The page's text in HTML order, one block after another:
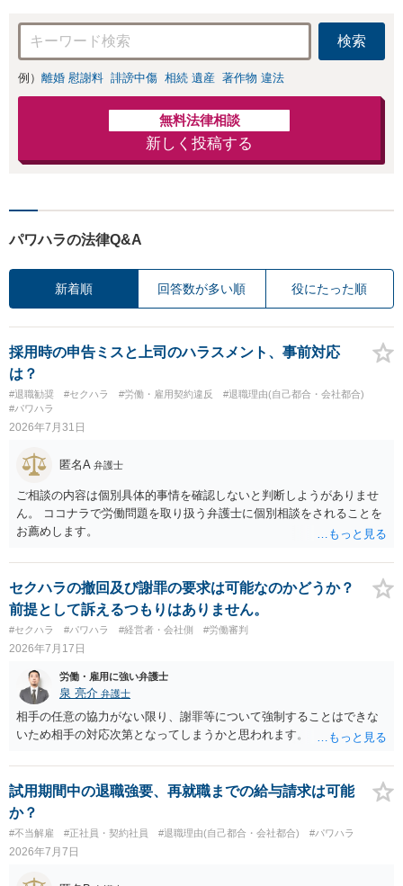
検索
例） 離婚 慰謝料 誹謗中傷 相続 遺産 著作物 違法
無料法律相談
新しく投稿する
パワハラの法律Q&A
新着順 回答数が多い順 役にたった順
採用時の申告ミスと上司のハラスメント、事前対応
は？
#退職勧奨 #セクハラ #労働・雇用契約違反
#退職理由(自己都合・会社都合)
#パワハラ
2026年7月31日
匿名A 弁護士
ご相談の内容は個別具体的事情を確認しないと判断しようがありませ
ん。 ココナラで労働問題を取り扱う弁護士に個別相談をされることを
お薦めします。
セクハラの撤回及び謝罪の要求は可能なのかどうか？
前提として訴えるつもりはありません。
#セクハラ #パワハラ #経営者・会社側 #労働審判
2026年7月17日
労働・雇用に強い弁護士
泉 亮介 弁護士
相手の任意の協力がない限り、謝罪等について強制することはできな
いため相手の対応次第となってしまうかと思われます。
試用期間中の退職強要、再就職までの給与請求は可能
か？
#不当解雇 #正社員・契約社員 #退職理由(自己都合・会社都合) #パワハラ
2026年7月7日